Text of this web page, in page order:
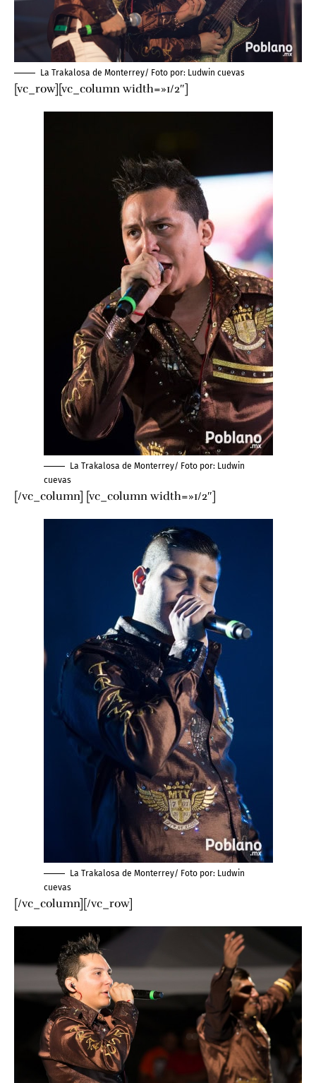
La Trakalosa de Monterrey/ Foto por: Ludwin cuevas
[vc_row][vc_column width=»1/2″]
La Trakalosa de Monterrey/ Foto por: Ludwin
cuevas
[/vc_column] [vc_column width=»1/2″]
La Trakalosa de Monterrey/ Foto por: Ludwin
cuevas
[/vc_column][/vc_row]